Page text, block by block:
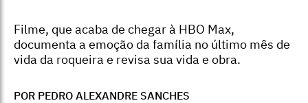
Filme, que acaba de chegar à HBO Max,
documenta a emoção da família no último mês de
vida da roqueira e revisa sua vida e obra.
POR PEDRO ALEXANDRE SANCHES